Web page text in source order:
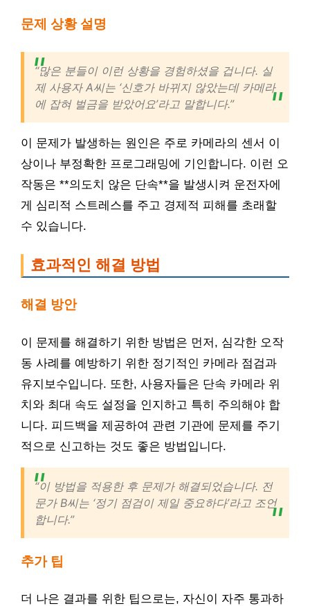
문제 상황 설명
“많은 분들이 이런 상황을 경험하셨을 겁니다. 실
제 사용자 A씨는 ‘신호가 바뀌지 않았는데 카메라
에 잡혀 벌금을 받았어요’라고 말합니다.”
이 문제가 발생하는 원인은 주로 카메라의 센서 이
상이나 부정확한 프로그래밍에 기인합니다. 이런 오
작동은 **의도치 않은 단속**을 발생시켜 운전자에
게 심리적 스트레스를 주고 경제적 피해를 초래할
수 있습니다.
효과적인 해결 방법
해결 방안
이 문제를 해결하기 위한 방법은 먼저, 심각한 오작
동 사례를 예방하기 위한 정기적인 카메라 점검과
유지보수입니다. 또한, 사용자들은 단속 카메라 위
치와 최대 속도 설정을 인지하고 특히 주의해야 합
니다. 피드백을 제공하여 관련 기관에 문제를 주기
적으로 신고하는 것도 좋은 방법입니다.
“이 방법을 적용한 후 문제가 해결되었습니다. 전
문가 B씨는 ‘정기 점검이 제일 중요하다’라고 조언
합니다.”
추가 팁
더 나은 결과를 위한 팁으로는, 자신이 자주 통과하